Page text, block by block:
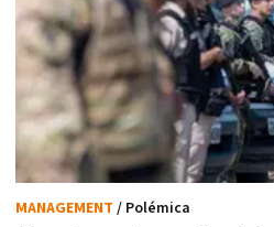
MANAGEMENT / Polémica